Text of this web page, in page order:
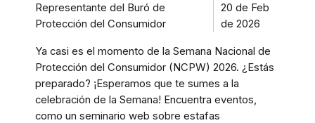
Representante del Buró de
Protección del Consumidor
20 de Feb
de 2026
Ya casi es el momento de la Semana Nacional de
Protección del Consumidor (NCPW) 2026. ¿Estás
preparado? ¡Esperamos que te sumes a la
celebración de la Semana! Encuentra eventos,
como un seminario web sobre estafas